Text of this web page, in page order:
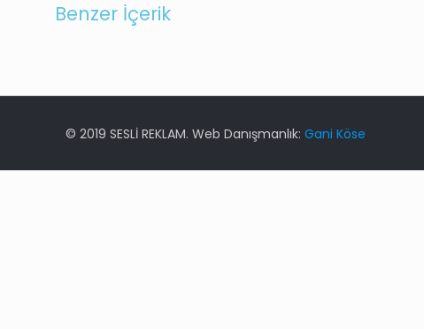
Benzer İçerik
© 2019 SESLİ REKLAM. Web Danışmanlık:Gani Köse